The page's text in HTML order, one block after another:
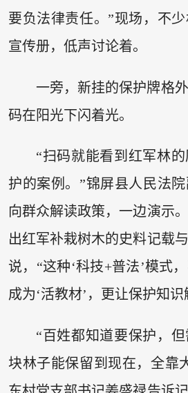
要负法律责任。”现场，不
宣传册，低声讨论着。
一旁，新挂的保护牌格
码在阳光下闪着光。
“扫码就能看到红军林
护的案例。”锦屏县人民法
向群众解读政策，一边演示
出红军补栽树木的史料记载
说，“这种‘科技+普法’模式
成为‘活教材’，更让保护知
“百姓都知道要保护，
块林子能保留到现在，全靠